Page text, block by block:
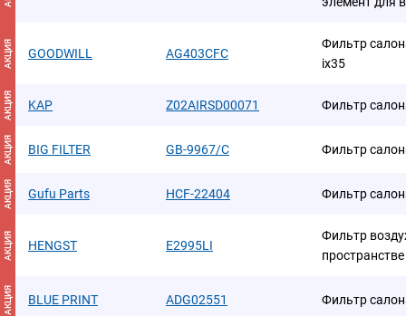
АКЦИЯ GOODWILL AG403CFC
Фильтр
ix35
АКЦИЯ KAP Z02AIRSD00071 Фильтр
АКЦИЯ BIG FILTER GB-9967/C Фильтр
АКЦИЯ Gufu Parts HCF-22404 Фильтр
АКЦИЯ HENGST E2995LI
Фильтр
пространстве
АКЦИЯ BLUE PRINT ADG02551 Фильтр